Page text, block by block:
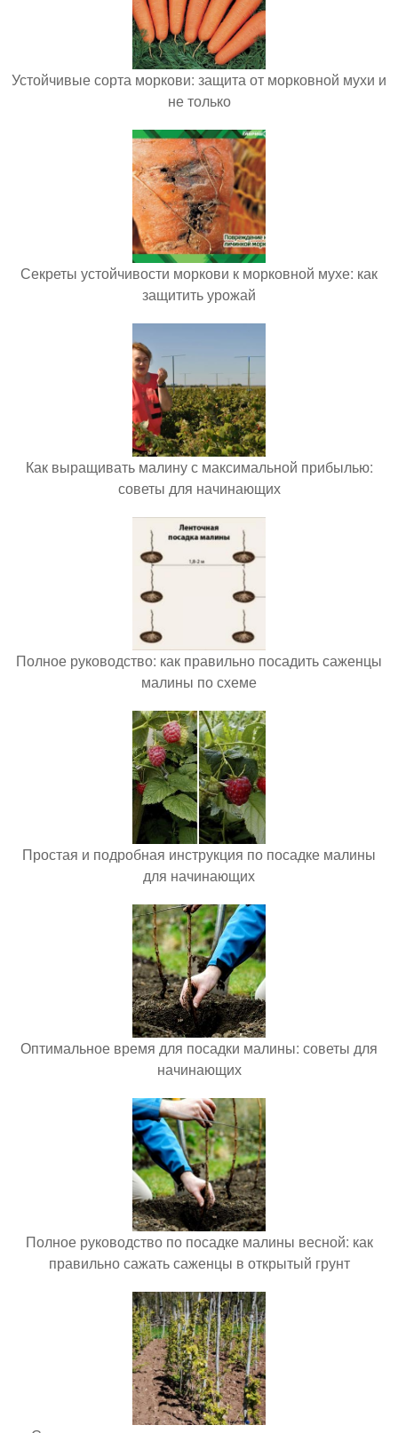
Устойчивые сорта моркови: защита от морковной мухи и
не только
Секреты устойчивости моркови к морковной мухе: как
защитить урожай
Как выращивать малину с максимальной прибылью:
советы для начинающих
Полное руководство: как правильно посадить саженцы
малины по схеме
Простая и подробная инструкция по посадке малины
для начинающих
Оптимальное время для посадки малины: советы для
начинающих
Полное руководство по посадке малины весной: как
правильно сажать саженцы в открытый грунт